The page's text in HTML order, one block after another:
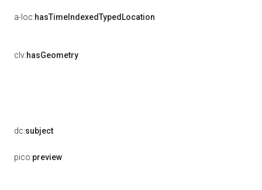
a-loc:hasTimeIndexedTypedLocation
clv:hasGeometry
dc:subject
pico:preview